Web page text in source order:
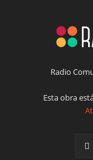
Radio
Esta obra